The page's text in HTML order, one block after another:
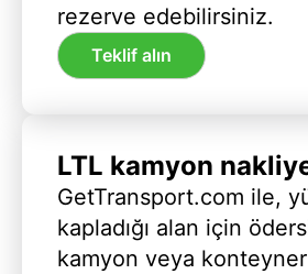
rezerve edebilirsiniz.
Teklif alın
LTL kamyon
GetTransport.com ile,
kapladığı alan için
kamyon veya